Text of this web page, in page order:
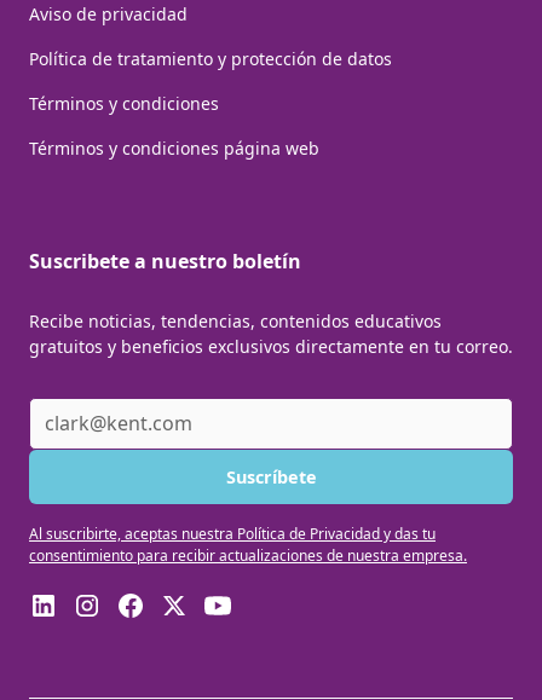
Aviso de privacidad
Política de tratamiento y protección de datos
Términos y condiciones
Términos y condiciones página web
Suscribete a nuestro boletín
Recibe noticias, tendencias, contenidos educativos
gratuitos y beneficios exclusivos directamente en tu correo.
Al suscribirte, aceptas nuestra Política de Privacidad y das tu
consentimiento para recibir actualizaciones de nuestra empresa.